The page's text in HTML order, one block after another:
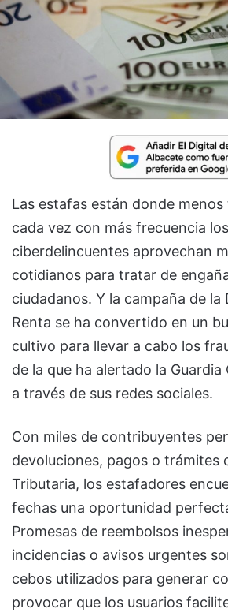
Las estafas están donde menos
cada vez con más frecuencia los
ciberdelincuentes aprovechan
cotidianos para tratar de
ciudadanos. Y la campaña de la
Renta se ha convertido en un
cultivo para llevar a cabo los
de la que ha alertado la Guardia
a través de sus redes sociales.
Con miles de contribuyentes
devoluciones, pagos o trámites
Tributaria, los estafadores
fechas una oportunidad
Promesas de reembolsos
incidencias o avisos urgentes
cebos utilizados para generar
provocar que los usuarios